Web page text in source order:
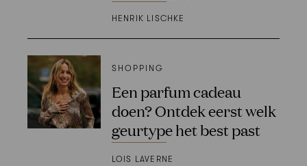
HENRIK LISCHKE
SHOPPING
Een parfum cadeau
doen? Ontdek eerst welk
geurtype het best past
LOIS LAVERNE